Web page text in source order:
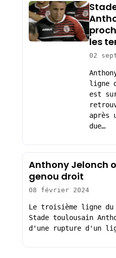
les
02
ligne
est
après
due…
Anthony Jelonch
genou droit
08 février 2024
Le troisième ligne du
Stade toulousain
d'une rupture d'un